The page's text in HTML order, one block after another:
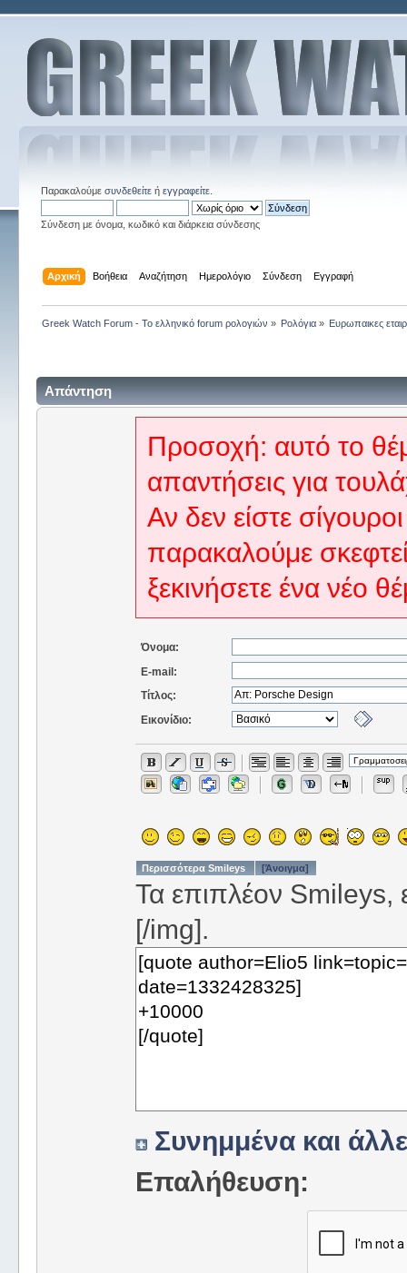
Παρακαλούμε συνδεθείτεή εγγραφείτε.
Σύνδεση με όνομα, κωδικό και διάρκεια σύνδεσης
Αρχική Βοήθεια Αναζήτηση Ημερολόγιο Σύνδεση Εγγραφή
Greek Watch Forum - Το ελληνικό forum ρολογιών » Ρολόγια » Ευρωπαικες
Απάντηση
Προσοχή: αυτό το
απαντήσεις για
Αν δεν είστε
παρακαλούμε
ξεκινήσετε ένα νέο
Όνομα:
E-mail:
Τίτλος:
Εικονίδιο:
Περισσότερα Smileys [Άνοιγμα]
Τα επιπλέον Smileys,
[/img].
Συνημμένα και
Επαλήθευση: